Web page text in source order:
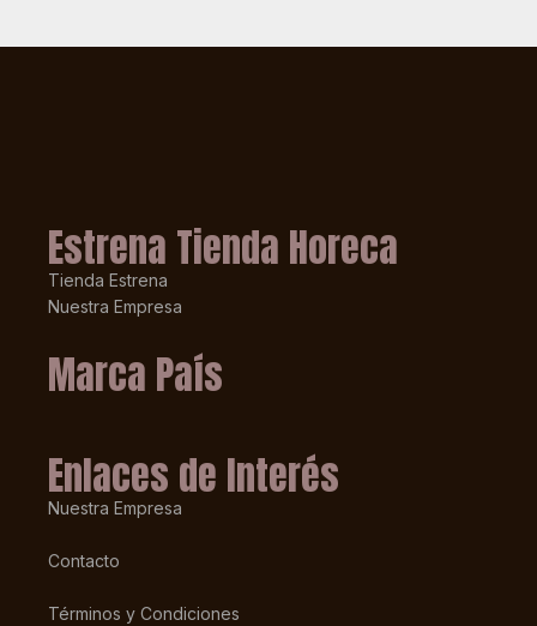
Estrena Tienda Horeca
Tienda Estrena
Nuestra Empresa
Marca País
Enlaces de Interés
Nuestra Empresa
Contacto
Términos y Condiciones